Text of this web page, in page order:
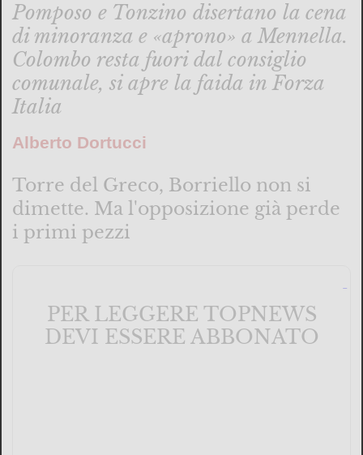
Pomposo e Tonzino disertano la cena
di minoranza e «aprono» a Mennella.
Colombo resta fuori dal consiglio
comunale, si apre la faida in Forza
Italia
Alberto Dortucci
Torre del Greco, Borriello non si
dimette. Ma l'opposizione già perde
i primi pezzi
PER LEGGERE TOPNEWS
DEVI ESSERE ABBONATO